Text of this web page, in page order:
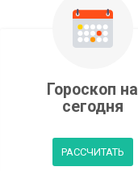
Гороскоп на
сегодня
РАССЧИТАТЬ